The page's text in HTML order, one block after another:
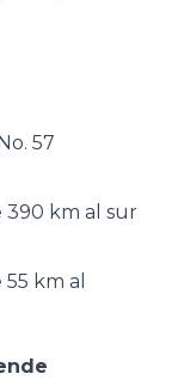
57
km al sur
km al